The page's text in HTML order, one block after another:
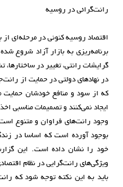
رانت‌گرائی در روسیه
برنامه‌ریزی به بازار آزاد شروع
گرایشات رانتی، تغییر در
در نهادهای دولتی در حمایت از
که از سود و منافع خودشان حمایت
ایجاد نمی‌کنند و تصمیمات مناسبی اخذ
وجود رانت‌های فراوان و متنوع
بوجود آورده است که اساسا در
خود را نشان داده است. این
ویژگی‌های رانت‌گرایی در نظام
باید به این نکته توجه شود که